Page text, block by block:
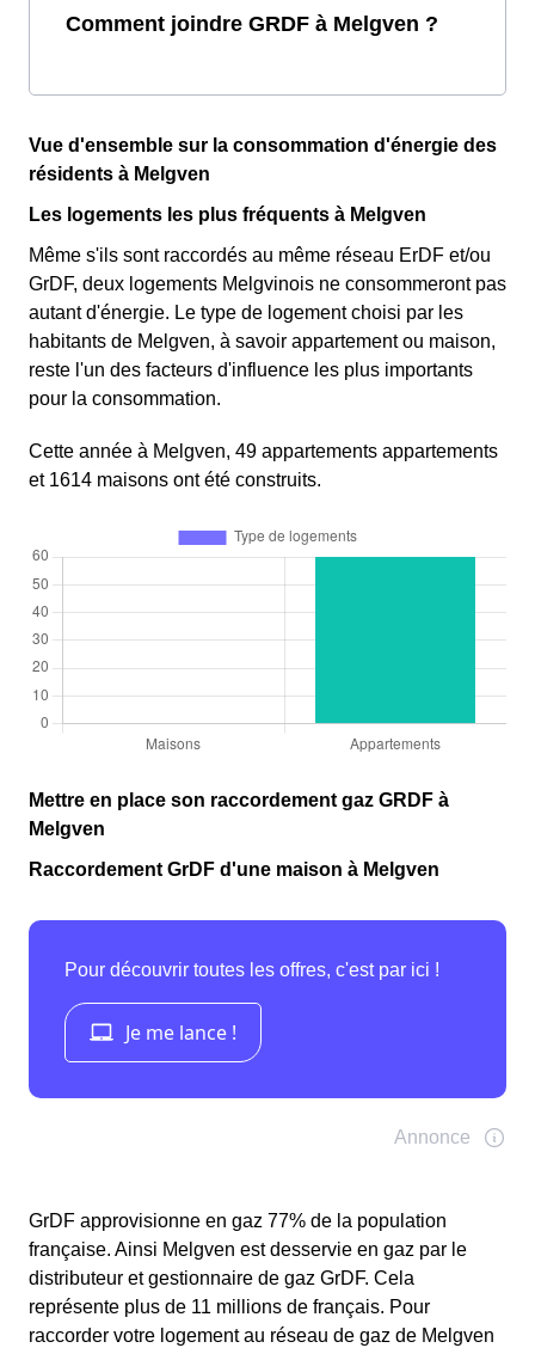
Comment joindre GRDF à Melgven ?
Vue d'ensemble sur la consommation d'énergie des
résidents à Melgven
Les logements les plus fréquents à Melgven
Même s'ils sont raccordés au même réseau ErDF et/ou
GrDF, deux logements Melgvinois ne consommeront pas
autant d'énergie. Le type de logement choisi par les
habitants de Melgven, à savoir appartement ou maison,
reste l'un des facteurs d'influence les plus importants
pour la consommation.
Cette année à Melgven, 49 appartements appartements
et 1614 maisons ont été construits.
Mettre en place son raccordement gaz GRDF à
Melgven
Raccordement GrDF d'une maison à Melgven
GrDF approvisionne en gaz 77% de la population
française. Ainsi Melgven est desservie en gaz par le
distributeur et gestionnaire de gaz GrDF. Cela
représente plus de 11 millions de français. Pour
raccorder votre logement au réseau de gaz de Melgven